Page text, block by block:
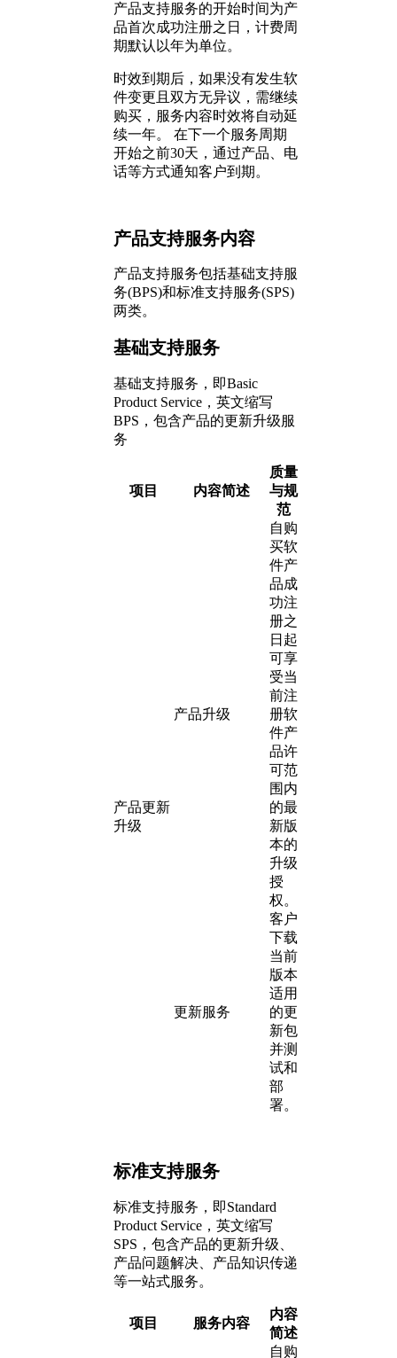
产品支持服务的开始时间为产
品首次成功注册之日，计费周
期默认以年为单位。
时效到期后，如果没有发生软
件变更且双方无异议，需继续
购买，服务内容时效将自动延
续一年。 在下一个服务周期
开始之前30天，通过产品、电
话等方式通知客户到期。
产品支持服务内容
产品支持服务包括基础支持服
务(BPS)和标准支持服务(SPS)
两类。
基础支持服务
基础支持服务，即Basic
Product Service，英文缩写
BPS，包含产品的更新升级服
务
项目 内容简述
质量
与规
范
产品更新
升级
产品升级
自购
买软
件产
品成
功注
册之
日起
可享
受当
前注
册软
件产
品许
可范
围内
的最
新版
本的
升级
授
权。
更新服务
客户
下载
当前
版本
适用
的更
新包
并测
试和
部
署。
标准支持服务
标准支持服务，即Standard
Product Service，英文缩写
SPS，包含产品的更新升级、
产品问题解决、产品知识传递
等一站式服务。
项目 服务内容
内容
简述
自购